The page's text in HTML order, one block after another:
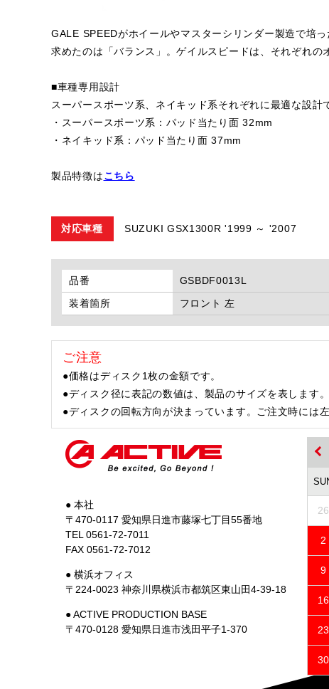
GALE SPEEDがホイールやマスターシリンダー製造で培っ
求めたのは「バランス」。ゲイルスピードは、それぞれの
■車種専用設計
スーパースポーツ系、ネイキッド系それぞれに最適な設計
・スーパースポーツ系：パッド当たり面 32mm
・ネイキッド系：パッド当たり面 37mm
製品特徴はこちら
対応車種 SUZUKI GSX1300R '1999 ～ '2007
品番 GSBDF0013L
装着箇所
フロント 左
ご注意
●価格はディスク1枚の金額です。
●ディスク径に表記の数値は、製品のサイズを表します。
●ディスクの回転方向が決まっています。ご注文時には
● 本社
〒470-0117 愛知県日進市藤塚七丁目55番地
TEL 0561-72-7011
FAX 0561-72-7012
● 横浜オフィス
〒224-0023 神奈川県横浜市都筑区東山田4-39-18
● ACTIVE PRODUCTION BASE
〒470-0128 愛知県日進市浅田平子1-370
26
2
9
16
23
30